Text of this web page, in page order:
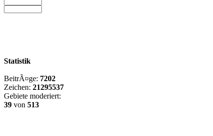
Statistik
BeitrÃ¤ge: 7202
Zeichen: 21295537
Gebiete moderiert:
39 von 513